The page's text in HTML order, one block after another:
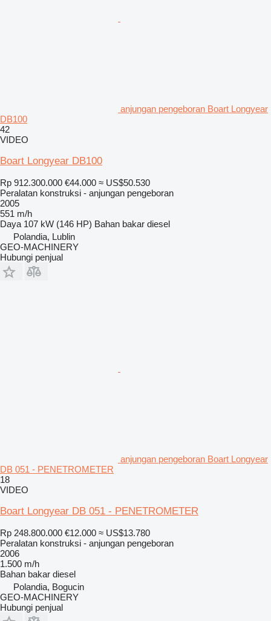
anjungan pengeboran Boart Longyear
DB100
42
VIDEO
Boart Longyear DB100
Rp 912.300.000 €44.000 ≈ US$50.530
Peralatan konstruksi - anjungan pengeboran
2005
551 m/h
Daya 107 kW (146 HP) Bahan bakar diesel
Polandia, Lublin
GEO-MACHINERY
Hubungi penjual
anjungan pengeboran Boart Longyear
DB 051 - PENETROMETER
18
VIDEO
Boart Longyear DB 051 - PENETROMETER
Rp 248.800.000 €12.000 ≈ US$13.780
Peralatan konstruksi - anjungan pengeboran
2006
1.500 m/h
Bahan bakar diesel
Polandia, Bogucin
GEO-MACHINERY
Hubungi penjual